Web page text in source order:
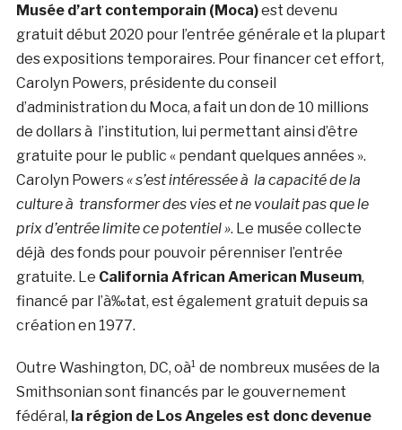
Musée d’art contemporain (Moca)est devenu
gratuit début 2020 pour l’entrée générale et la plupart
des expositions temporaires. Pour financer cet effort,
Carolyn Powers, présidente du conseil
d’administration du Moca, a fait un don de 10 millions
de dollars à l’institution, lui permettant ainsi d’être
gratuite pour le public « pendant quelques années ».
Carolyn Powers« s’est intéressée à la capacité de la
culture à transformer des vies et ne voulait pas que le
prix d’entrée limite ce potentiel ». Le musée collecte
déjà des fonds pour pouvoir pérenniser l’entrée
gratuite. Le California African American Museum,
financé par l’à‰tat, est également gratuit depuis sa
création en 1977.
Outre Washington, DC, oà¹ de nombreux musées de la
Smithsonian sont financés par le gouvernement
fédéral, la région de Los Angeles est donc devenue